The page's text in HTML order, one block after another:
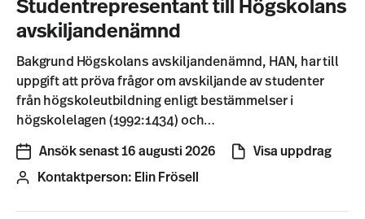
Studentrepresentant till Högskolans
avskiljandenämnd
Bakgrund Högskolans avskiljandenämnd, HAN, har till
uppgift att pröva frågor om avskiljande av studenter
från högskoleutbildning enligt bestämmelser i
högskolelagen (1992:1434) och…
Ansök senast 16 augusti 2026
Visa uppdrag
Kontaktperson: Elin Frösell